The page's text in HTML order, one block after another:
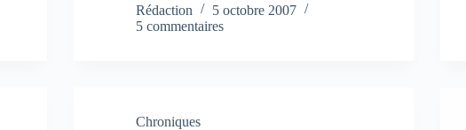
Rédaction
5 octobre 2007
5 commentaires
Chroniques